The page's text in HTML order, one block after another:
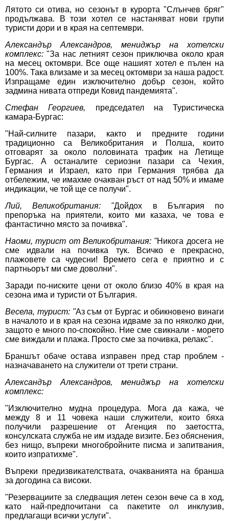
Лятото си отива, но сезонът в курорта "Слънчев бряг"
продължава. В този хотел се настаняват нови групи
туристи дори и в края на септември.
Александър Александров, мениджър на хотелски
комплекс: "За нас летният сезон приключва около края
на месец октомври. Все още нашият хотел е пълен на
100%. Така влизаме и за месец октомври за наша радост.
Изпращаме един изключително добър сезон, който
задмина нивата отпреди Ковид пандемията".
Стефан Георгиев, председател на Туристическа
камара-Бургас:
"Най-силните пазари, както и предните години
традиционно са Великобритания и Полша, които
отговарят за около половината трафик на Летище
Бургас. А останалите сериозни пазари са Чехия,
Германия и Израел, като при Германия трябва да
отбележим, че имахме очакван ръст от над 50% и имаме
индикации, че той ще се получи".
Лий, Великобритания: "Дойдох в България по
препоръка на приятели, които ми казаха, че това е
фантастично място за почивка".
Наоми, турист от Великобритания: "Никога досега не
сме идвали на почивка тук. Всичко е прекрасно,
плажовете са чудесни! Времето сега е приятно и с
партньорът ми сме доволни".
Заради по-ниските цени от около близо 40% в края на
сезона има и туристи от България.
Весела, турист: "Аз съм от Бургас и обикновено винаги
в началото и в края на сезона идваме за по няколко дни,
защото е много по-спокойно. Ние сме свикнали - морето
сме виждали и плажа. Просто сме за почивка, релакс".
Браншът обаче остава изправен пред стар проблем -
назначаването на служители от трети страни.
Александър Александров, мениджър на хотелски
комплекс:
"Изключително мудна процедура. Мога да кажа, че
между 8 и 11 човека наши служители, които бяха
получили разрешение от Агенция по заетостта,
консулската служба не им издаде визите. Без обяснения,
без нищо, въпреки многобройните писма и запитвания,
които изпратихме".
Въпреки предизвикателствата, очакванията на бранша
за догодина са високи.
"Резервациите за следващия летен сезон вече са в ход,
като най-предпочитани са пакетите ол инклузив,
предлагащи всички услуги".